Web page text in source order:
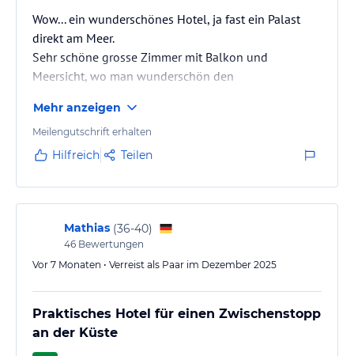
Wow... ein wunderschönes Hotel, ja fast ein Palast
direkt am Meer.
Sehr schöne grosse Zimmer mit Balkon und
Meersicht, wo man wunderschön den
Das Restaurant ist super und bei den Buffets gibt es
alles was das herz begehrt, habe selten solch ein
grosses buffet gesehen
Mehr anzeigen
Meilengutschrift erhalten
Hilfreich Teilen
Mathias (36-40)
46 Bewertungen
Vor 7 Monaten • Verreist als Paar im Dezember 2025
Praktisches Hotel für einen Zwischenstopp
an der Küste